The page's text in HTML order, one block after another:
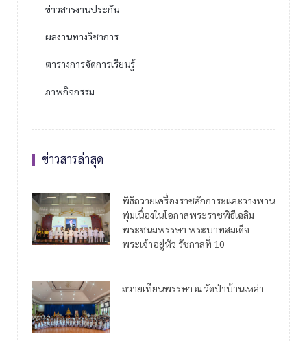
ข่าวสารงานประกัน
ผลงานทางวิชาการ
ตารางการจัดการเรียนรู้
ภาพกิจกรรม
ข่าวสารล่าสุด
พิธีถวายเครื่องราชสักการะและวางพาน
พุ่มเนื่องในโอกาสพระราชพิธีเฉลิม
พระชนมพรรษา พระบาทสมเด็จ
พระเจ้าอยู่หัว รัชกาลที่ 10
ถวายเทียนพรรษา ณ วัดป่าบ้านเหล่า